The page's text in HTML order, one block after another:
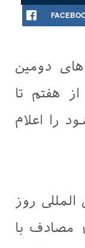
دومین
هفتم تا
را اعلام
روز
پنجشنبه 20 ذی الحجه 1445 مصادف با